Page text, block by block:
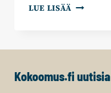
LUE LISÄÄ PIIRIN
Kokoomus.fi uutisia